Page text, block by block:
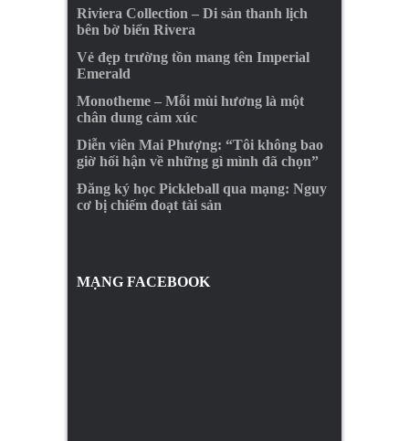
Riviera Collection – Di sản thanh lịch
bên bờ biển Rivera
Vẻ đẹp trường tồn mang tên Imperial
Emerald
Monotheme – Mỗi mùi hương là một
chân dung cảm xúc
Diễn viên Mai Phượng: “Tôi không bao
giờ hối hận về những gì mình đã chọn”
Đăng ký học Pickleball qua mạng: Nguy
cơ bị chiếm đoạt tài sản
MẠNG FACEBOOK